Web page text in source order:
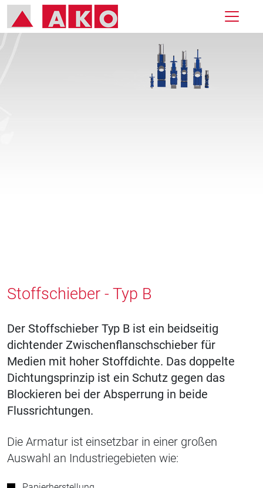
Stoffschieber - Typ B
Der Stoffschieber Typ B ist ein beidseitig
dichtender Zwischenflanschschieber für
Medien mit hoher Stoffdichte. Das doppelte
Dichtungsprinzip ist ein Schutz gegen das
Blockieren bei der Absperrung in beide
Flussrichtungen.
Die Armatur ist einsetzbar in einer großen
Auswahl an Industriegebieten wie: